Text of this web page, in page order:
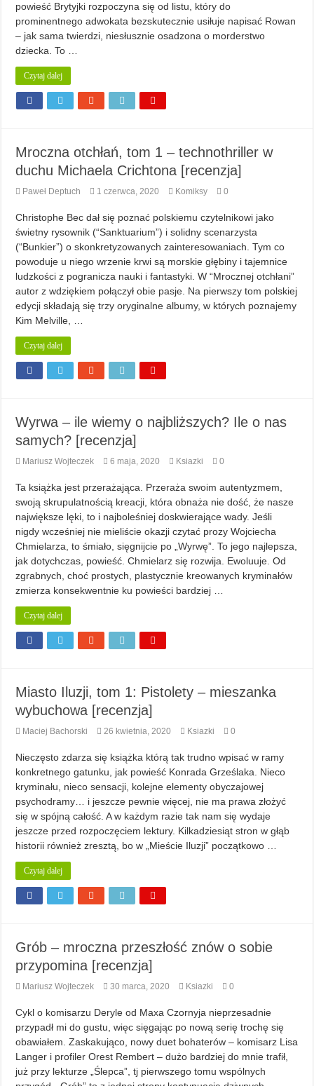
powieść Brytyjki rozpoczyna się od listu, który do
prominentnego adwokata bezskutecznie usiłuje napisać Rowan
– jak sama twierdzi, niesłusznie osadzona o morderstwo
dziecka. To …
Czytaj dalej
Mroczna otchłań, tom 1 – technothriller w
duchu Michaela Crichtona [recenzja]
Paweł Deptuch 1 czerwca, 2020 Komiksy 0
Christophe Bec dał się poznać polskiemu czytelnikowi jako
świetny rysownik (“Sanktuarium”) i solidny scenarzysta
(“Bunkier”) o skonkretyzowanych zainteresowaniach. Tym co
powoduje u niego wrzenie krwi są morskie głębiny i tajemnice
ludzkości z pogranicza nauki i fantastyki. W “Mrocznej otchłani”
autor z wdziękiem połączył obie pasje. Na pierwszy tom polskiej
edycji składają się trzy oryginalne albumy, w których poznajemy
Kim Melville, …
Czytaj dalej
Wyrwa – ile wiemy o najbliższych? Ile o nas
samych? [recenzja]
Mariusz Wojteczek 6 maja, 2020 Ksiazki 0
Ta książka jest przerażająca. Przeraża swoim autentyzmem,
swoją skrupulatnością kreacji, która obnaża nie dość, że nasze
największe lęki, to i najboleśniej doskwierające wady. Jeśli
nigdy wcześniej nie mieliście okazji czytać prozy Wojciecha
Chmielarza, to śmiało, sięgnijcie po „Wyrwę”. To jego najlepsza,
jak dotychczas, powieść. Chmielarz się rozwija. Ewoluuje. Od
zgrabnych, choć prostych, plastycznie kreowanych kryminałów
zmierza konsekwentnie ku powieści bardziej …
Czytaj dalej
Miasto Iluzji, tom 1: Pistolety – mieszanka
wybuchowa [recenzja]
Maciej Bachorski 26 kwietnia, 2020 Ksiazki 0
Nieczęsto zdarza się książka którą tak trudno wpisać w ramy
konkretnego gatunku, jak powieść Konrada Grześlaka. Nieco
kryminału, nieco sensacji, kolejne elementy obyczajowej
psychodramy… i jeszcze pewnie więcej, nie ma prawa złożyć
się w spójną całość. A w każdym razie tak nam się wydaje
jeszcze przed rozpoczęciem lektury. Kilkadziesiąt stron w głąb
historii również zresztą, bo w „Mieście Iluzji” początkowo …
Czytaj dalej
Grób – mroczna przeszłość znów o sobie
przypomina [recenzja]
Mariusz Wojteczek 30 marca, 2020 Ksiazki 0
Cykl o komisarzu Deryle od Maxa Czornyja nieprzesadnie
przypadł mi do gustu, więc sięgając po nową serię trochę się
obawiałem. Zaskakująco, nowy duet bohaterów – komisarz Lisa
Langer i profiler Orest Rembert – dużo bardziej do mnie trafił,
już przy lekturze „Ślepca”, tj pierwszego tomu wspólnych